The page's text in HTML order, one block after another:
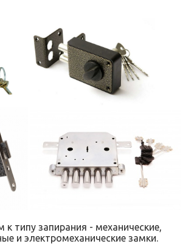
к типу запирания - механические,
и электромеханические замки.